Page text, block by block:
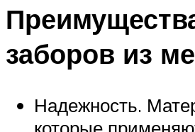
заборов из
Надежность.